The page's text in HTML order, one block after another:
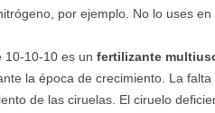
por ejemplo. No lo uses en
10-10-10 es un fertilizante
la época de crecimiento. La
de las ciruelas. El ciruelo